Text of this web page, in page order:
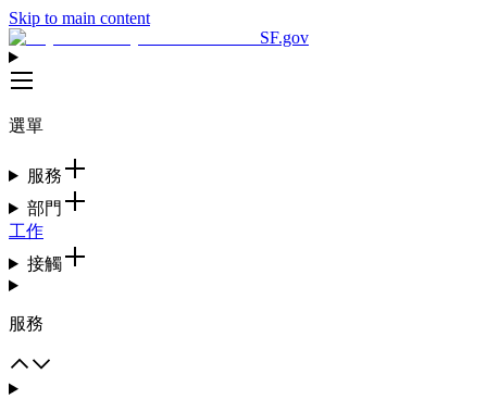
Skip to main content
SF.gov
選單
服務
部門
工作
接觸
服務